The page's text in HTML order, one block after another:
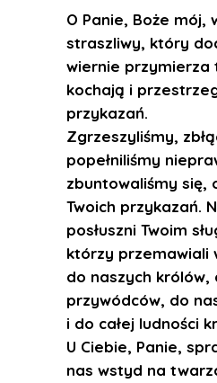
O Panie, Boże mój,
straszliwy, który
wiernie przymierza
kochają i
przykazań.
Zgrzeszyliśmy,
popełniliśmy
zbuntowaliśmy się,
Twoich przykazań.
posłuszni Twoim
którzy przemawiali
do naszych królów,
przywódców, do
i do całej ludności
U Ciebie, Panie,
nas wstyd na